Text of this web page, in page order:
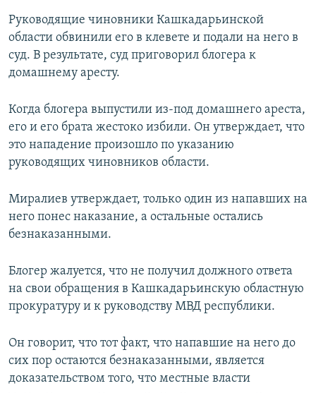
Руководящие чиновники Кашкадарьинской
области обвинили его в клевете и подали на него в
суд. В результате, суд приговорил блогера к
домашнему аресту.
Когда блогера выпустили из-под домашнего ареста,
его и его брата жестоко избили. Он утверждает, что
это нападение произошло по указанию
руководящих чиновников области.
Миралиев утверждает, только один из напавших на
него понес наказание, а остальные остались
безнаказанными.
Блогер жалуется, что не получил должного ответа
на свои обращения в Кашкадарьинскую областную
прокуратуру и к руководству МВД республики.
Он говорит, что тот факт, что напавшие на него до
сих пор остаются безнаказанными, является
доказательством того, что местные власти